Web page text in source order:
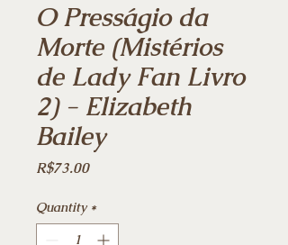
O Presságio da
Morte (Mistérios
de Lady Fan Livro
2) - Elizabeth
Bailey
R$73.00Price
Quantity *